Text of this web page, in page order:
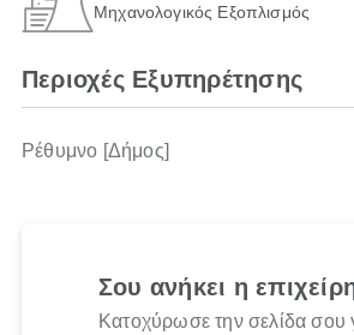
Μηχανολογικός Εξοπλισμός
Περιοχές Εξυπηρέτησης
Ρέθυμνο [Δήμος]
Σου ανήκει η
Κατοχύρωσε την σελίδα σου